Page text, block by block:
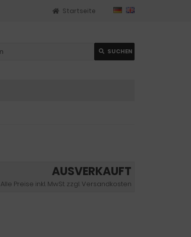
Startseite
SUCHEN
AUSVERKAUFT
Alle Preise inkl. MwSt. zzgl. Versandkosten